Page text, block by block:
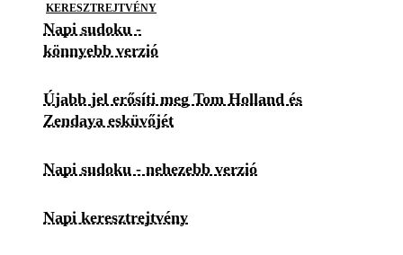
KERESZTREJTVÉNY
Napi sudoku -
könnyebb verzió
Újabb jel erősíti meg Tom Holland és
Zendaya esküvőjét
Napi sudoku - nehezebb verzió
Napi keresztrejtvény